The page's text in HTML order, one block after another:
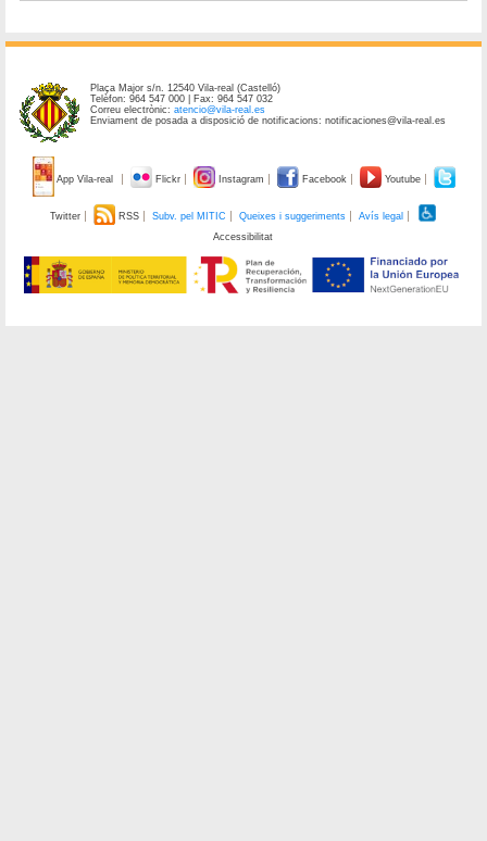
Plaça Major s/n. 12540 Vila-real (Castelló)
Telèfon: 964 547 000 | Fax: 964 547 032
Correu electrònic:atencio@vila-real.es
Enviament de posada a disposició de notificacions: notificaciones@vila-real.es
App Vila-real Flickr Instagram Facebook Youtube
Twitter RSS Subv. pel MITIC Queixes i suggeriments
Avís legal
Accessibilitat